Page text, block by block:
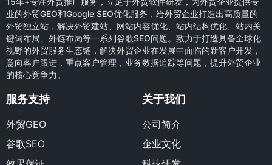
业的外贸GEO和Google SEO优化服务，给外贸企业打造出高质量的
外贸独立站，解决外贸建站、网站内容优化、站内结构优化、站内关
键词布局、外链布局等一系列谷歌SEO问题。致力于打造具备全球化
视野的外贸服务生态链，解决外贸企业在发展中面临的新客户开发，
意向客户跟进，重点客户管理，业务数据追踪等问题，提升外贸企业
的核心竞争力。
服务支持
外贸GEO
谷歌SEO
关于我们
公司简介
企业文化